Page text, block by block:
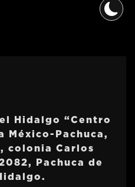
Hidalgo “Centro
México-Pachuca,
colonia Carlos
Pachuca de